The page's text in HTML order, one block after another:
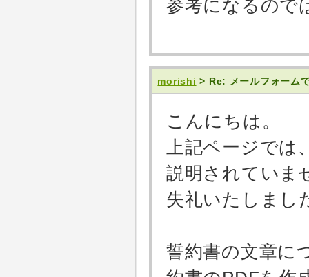
参考になるので
morishi > Re: メールフォーム
こんにちは。
上記ページでは
説明されていま
失礼いたしまし
誓約書の文章に